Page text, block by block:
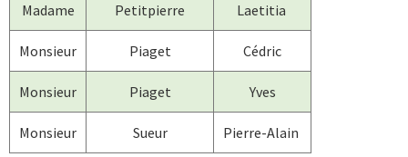
Madame Petitpierre Laetitia
Monsieur Piaget Cédric
Monsieur Piaget Yves
Monsieur Sueur Pierre-Alain